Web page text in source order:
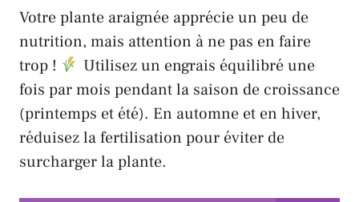
Votre plante araignée apprécie un peu de
nutrition, mais attention à ne pas en faire
trop !
Utilisez un engrais équilibré une
fois par mois pendant la saison de croissance
(printemps et été). En automne et en hiver,
réduisez la fertilisation pour éviter de
surcharger la plante.